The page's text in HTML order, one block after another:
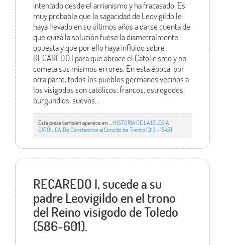
intentado desde el arrianismo y ha fracasado. Es
muy probable que la sagacidad de Leovigildo le
haya llevado en su últimos años a darse cuenta de
que quizá la solución fuese la diametralmente
opuesta y que por ello haya influido sobre
RECAREDO I para que abrace el Catolicismo y no
cometa sus mismos errores. En esta época, por
otra parte, todos los pueblos germanos vecinos a
los visigodos son católicos: francos, ostrogodos,
burgundios, suevos…
Esta pieza también aparece en ... HISTORIA DE LA IGLESIA
CATÓLICA. De Constantino al Concilio de Trento (313 - 1545)
RECAREDO I, sucede a su
padre Leovigildo en el trono
del Reino visigodo de Toledo
(586-601).